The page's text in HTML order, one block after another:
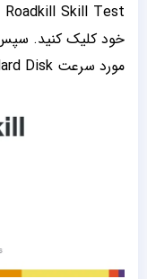
مورد سرعت Hard Disk در اختیار شما قرار گیرد.